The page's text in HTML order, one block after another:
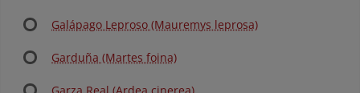
Galápago Leproso (Mauremys leprosa)
Garduña (Martes foina)